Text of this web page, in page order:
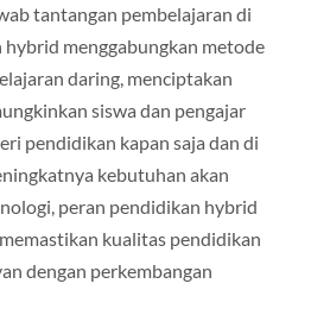
tantangan pembelajaran di
menggabungkan metode
daring, menciptakan
siswa dan pengajar
pendidikan kapan saja dan di
kebutuhan akan
peran pendidikan hybrid
kualitas pendidikan
dengan perkembangan